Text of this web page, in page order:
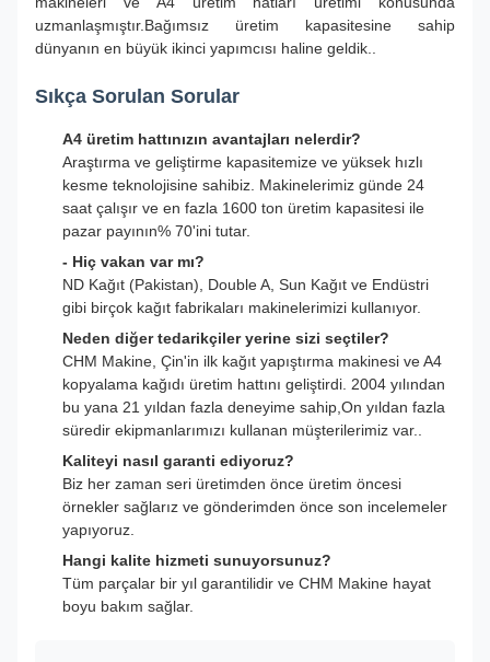
uzmanlaşmıştır.Bağımsız üretim kapasitesine sahip
dünyanın en büyük ikinci yapımcısı haline geldik..
Sıkça Sorulan Sorular
A4 üretim hattınızın avantajları nelerdir?
Araştırma ve geliştirme kapasitemize ve yüksek hızlı
kesme teknolojisine sahibiz. Makinelerimiz günde 24
saat çalışır ve en fazla 1600 ton üretim kapasitesi ile
pazar payının% 70'ini tutar.
- Hiç vakan var mı?
ND Kağıt (Pakistan), Double A, Sun Kağıt ve Endüstri
gibi birçok kağıt fabrikaları makinelerimizi kullanıyor.
Neden diğer tedarikçiler yerine sizi seçtiler?
CHM Makine, Çin'in ilk kağıt yapıştırma makinesi ve A4
kopyalama kağıdı üretim hattını geliştirdi. 2004 yılından
bu yana 21 yıldan fazla deneyime sahip,On yıldan fazla
süredir ekipmanlarımızı kullanan müşterilerimiz var..
Kaliteyi nasıl garanti ediyoruz?
Biz her zaman seri üretimden önce üretim öncesi
örnekler sağlarız ve gönderimden önce son incelemeler
yapıyoruz.
Hangi kalite hizmeti sunuyorsunuz?
Tüm parçalar bir yıl garantilidir ve CHM Makine hayat
boyu bakım sağlar.